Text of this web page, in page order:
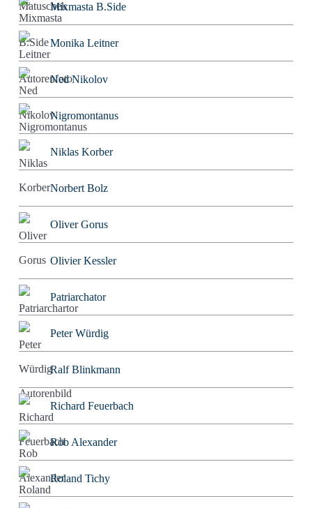
Mixmasta B.Side
Monika Leitner
Ned Nikolov
Nigromontanus
Niklas Korber
Norbert Bolz
Oliver Gorus
Olivier Kessler
Patriarchator
Peter Würdig
Ralf Blinkmann
Richard Feuerbach
Rob Alexander
Roland Tichy